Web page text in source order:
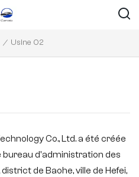
/ Usine 02
Co., Ltd. a été créée
bureau d'administration des
de Baohe, ville de Hefei,